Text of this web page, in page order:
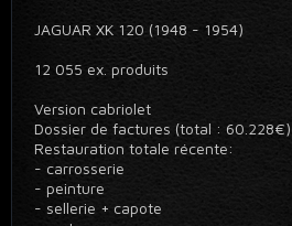
JAGUAR XK 120 (1948 - 1954)
12 055 ex. produits
Version cabriolet
Dossier de factures (total : 60.228€)
Restauration totale récente:
- carrosserie
- peinture
- sellerie + capote